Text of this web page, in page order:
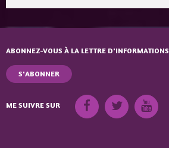
ABONNEZ-VOUS À LA LETTRE D'INFORMATIONS
S'ABONNER
ME SUIVRE SUR